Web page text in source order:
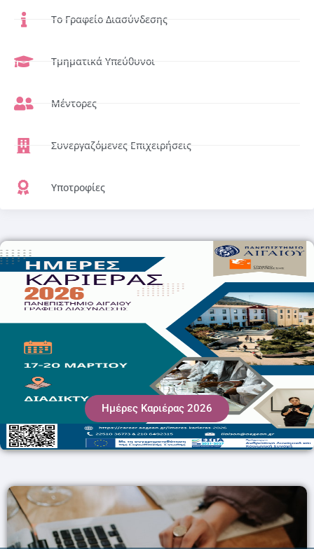
Το Γραφείο Διασύνδεσης
Τμηματικά Υπεύθυνοι
Μέντορες
Συνεργαζόμενες Επιχειρήσεις
Υποτροφίες
Ημέρες Καριέρας 2026